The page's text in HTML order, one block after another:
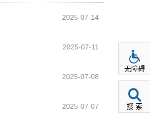
2025-07-14
2025-07-11
2025-07-08
2025-07-07
无障碍
搜 索